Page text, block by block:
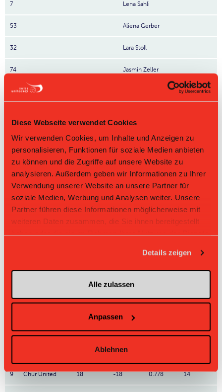
Diese Webseite verwendet Cookies
Wir verwenden Cookies, um Inhalte und Anzeigen zu
personalisieren, Funktionen für soziale Medien anbieten
zu können und die Zugriffe auf unsere Website zu
analysieren. Außerdem geben wir Informationen zu Ihrer
Verwendung unserer Website an unsere Partner für
soziale Medien, Werbung und Analysen weiter. Unsere
Partner führen diese Informationen möglicherweise mit
weiteren Daten zusammen, die Sie ihnen bereitgestellt
Details zeigen
Alle zulassen
Anpassen
Ablehnen
7 Lena Sahli
53 Aliena Gerber
32 Lara Stoll
74 Jasmin Zeller
73 Theresa Pekárková
Tabelle Juniorinnen U17 A Gruppe 1 2025/26 per
L-UPL
L-UPL
HNLB DNLB andere
Rg. Team Sp TD PQ P
1 Zug United 18 +41 2.333 42
2 Skorps 18 +38 2.278 41
+12
7 Lejon 18 -11 1.278 23
-32
9 Chur United 18 -18 0.778 14